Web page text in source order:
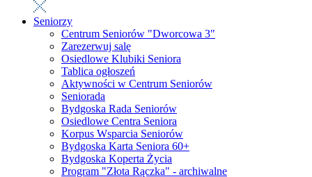
Seniorzy
Centrum Seniorów "Dworcowa 3"
Zarezerwuj salę
Osiedlowe Klubiki Seniora
Tablica ogłoszeń
Aktywności w Centrum Seniorów
Seniorada
Bydgoska Rada Seniorów
Osiedlowe Centra Seniora
Korpus Wsparcia Seniorów
Bydgoska Karta Seniora 60+
Bydgoska Koperta Życia
Program "Złota Rączka" - archiwalne